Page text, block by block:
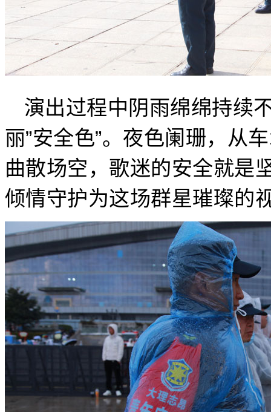
演出过程中阴雨绵绵持续
丽”安全色”。夜色阑珊，从
曲散场空，歌迷的安全就是
倾情守护为这场群星璀璨的